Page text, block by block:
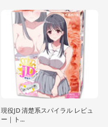
現役JD 清楚系スパイラル レビュ
ー｜ト...